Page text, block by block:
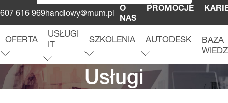
607 616 969handlowy@mum.pl O
NAS
PROMOCJE
OFERTA
USŁUGI
IT
U
s
ł
u
g
i
I
T
r
o
z
w
i
ń
m
e
n
u
SZKOLENIA
S
z
k
o
l
e
n
i
a
r
o
z
w
i
ń
m
e
n
u
AUTODESK
A
u
t
o
d
e
s
k
r
o
z
w
i
ń
m
e
n
u
BAZA
u
Usługi